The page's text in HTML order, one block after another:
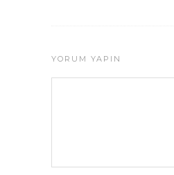
YORUM YAPIN